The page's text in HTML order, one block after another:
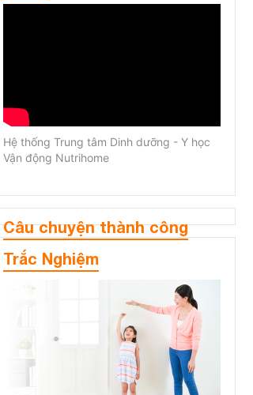
Hệ thống Trung tâm Dinh dưỡng - Y học
Vận động Nutrihome
Câu chuyện thành công
Trắc Nghiệm